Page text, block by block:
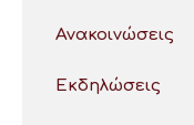
Ανακοινώσεις
Εκδηλώσεις